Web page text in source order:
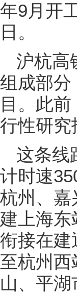
年9月开
日。
沪杭高
组成部分
目。此
行性研究
这条线
计时速
杭州、嘉
建上海
衔接在建
至杭州
山、平